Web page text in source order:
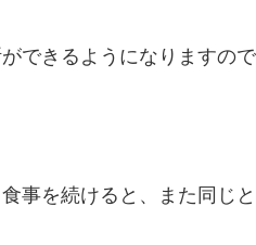
できるようになりますの
事を続けると、また同じ